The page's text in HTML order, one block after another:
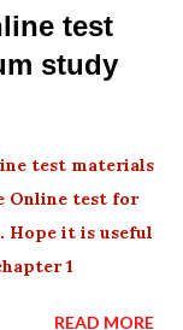
test
study
test materials
Online test for
Hope it is useful
1
READ MORE